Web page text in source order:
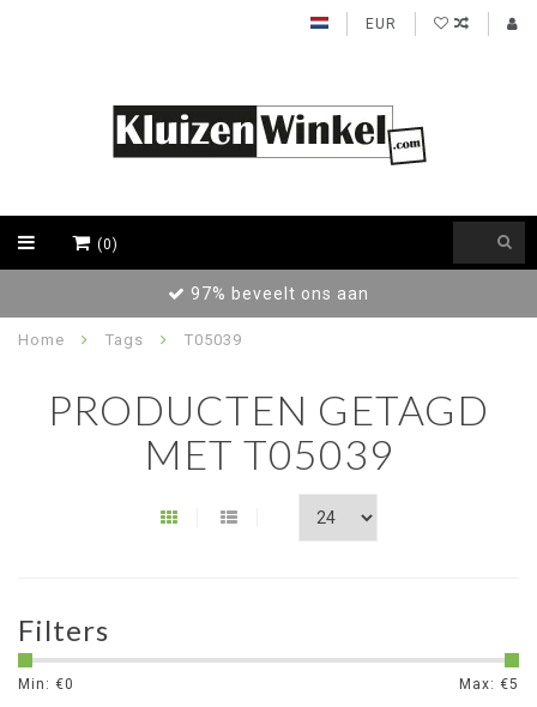
EUR
(0)
97% beveelt ons aan
Home Tags T05039
PRODUCTEN GETAGD
MET T05039
Filters
Min: €0 Max: €5